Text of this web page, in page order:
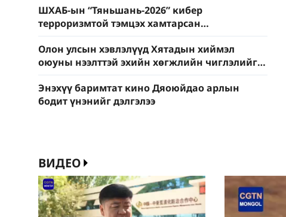
ШХАБ-ын “Тяньшань-2026” кибер
терроризмтой тэмцэх хамтарсан
сургуулилалт боллоо
Олон улсын хэвлэлүүд Хятадын хиймэл
оюуны нээлттэй эхийн хөгжлийн чиглэлийг
анхаарч байна
Энэхүү баримтат кино Дяоюйдао арлын
бодит үнэнийг дэлгэлээ
ВИДЕО